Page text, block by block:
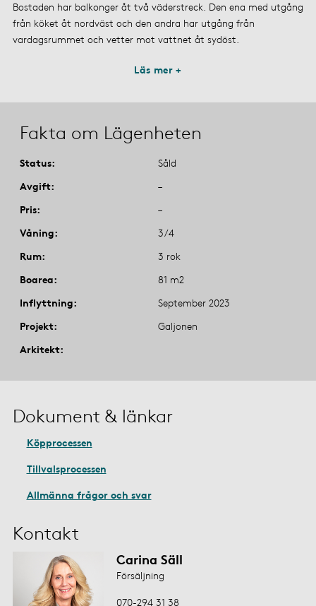
Bostaden har balkonger åt två väderstreck. Den ena med utgång
från köket åt nordväst och den andra har utgång från
vardagsrummet och vetter mot vattnet åt sydöst.
Läs mer +
Fakta om Lägenheten
Status
Såld
Avgift
–
Pris
–
Våning
3/4
Rum
3 rok
Boarea
81 m2
Inflyttning
September 2023
Projekt
Galjonen
Arkitekt
Dokument & länkar
Köpprocessen
Tillvalsprocessen
Allmänna frågor och svar
Kontakt
Carina Säll
Försäljning
070-294 31 38